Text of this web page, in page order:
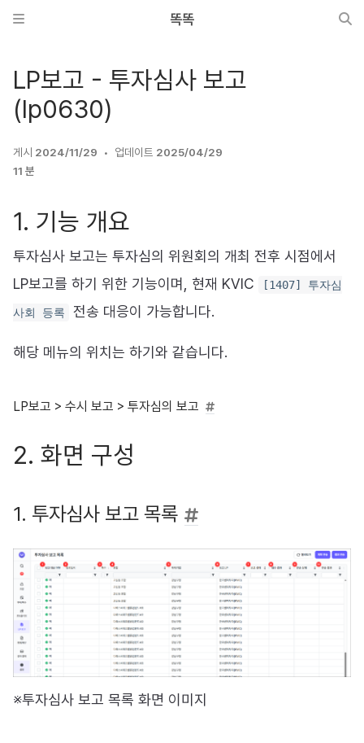
똑똑
LP보고 - 투자심사 보고
(lp0630)
게시 2024/11/29 업데이트 2025/04/29
11 분
1. 기능 개요
투자심사 보고는 투자심의 위원회의 개최 전후 시점에서
LP보고를 하기 위한 기능이며, 현재 KVIC
[1407] 투자심
사회 등록 전송 대응이 가능합니다.
해당 메뉴의 위치는 하기와 같습니다.
LP보고 > 수시 보고 > 투자심의 보고
2. 화면 구성
1. 투자심사 보고 목록
※투자심사 보고 목록 화면 이미지